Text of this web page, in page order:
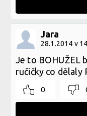
Jara
28.1.2014 v
Je to BOHUŽEL
ručičky co dělaly
0